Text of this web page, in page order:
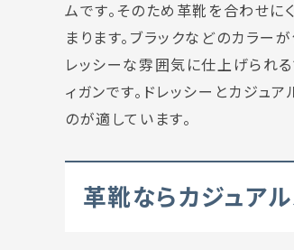
ムです。そのため革靴を合わせに
まります。ブラックなどのカラー
レッシーな雰囲気に仕上げられ
ィガンです。ドレッシーとカジュ
のが適しています。
革靴ならカジュア